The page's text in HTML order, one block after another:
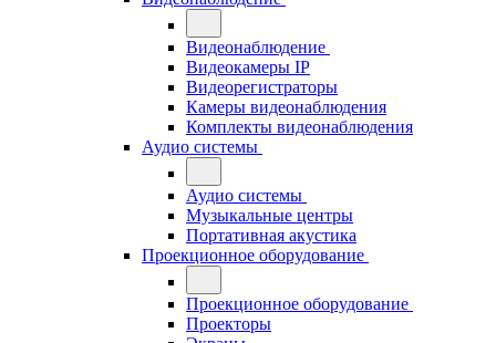
Видеонаблюдение
Видеокамеры IP
Видеорегистраторы
Камеры видеонаблюдения
Комплекты видеонаблюдения
Аудио системы
Аудио системы
Музыкальные центры
Портативная акустика
Проекционное оборудование
Проекционное оборудование
Проекторы